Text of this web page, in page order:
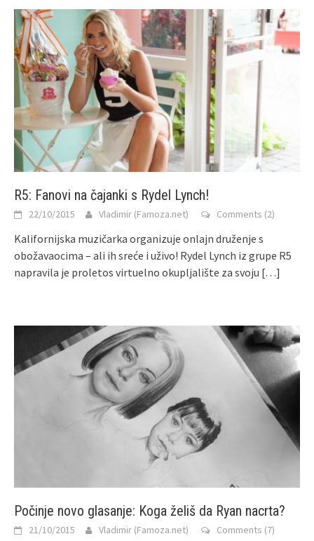
R5: Fanovi na čajanki s Rydel Lynch!
22/10/2015 Vladimir (Famoza.net) Comments (2)
Kalifornijska muzičarka organizuje onlajn druženje s
obožavaocima – ali ih sreće i uživo! Rydel Lynch iz grupe R5
napravila je proletos virtuelno okupljalište za svoju […]
Počinje novo glasanje: Koga želiš da Ryan nacrta?
21/10/2015 Vladimir (Famoza.net) Comments (7)